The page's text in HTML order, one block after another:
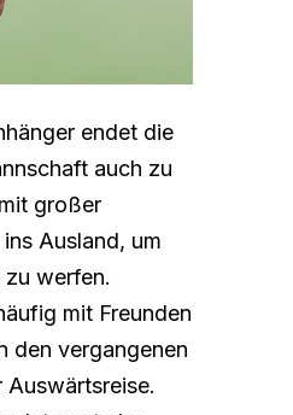
endet die
auch zu
großer
Ausland, um
zu werfen.
mit Freunden
den vergangenen